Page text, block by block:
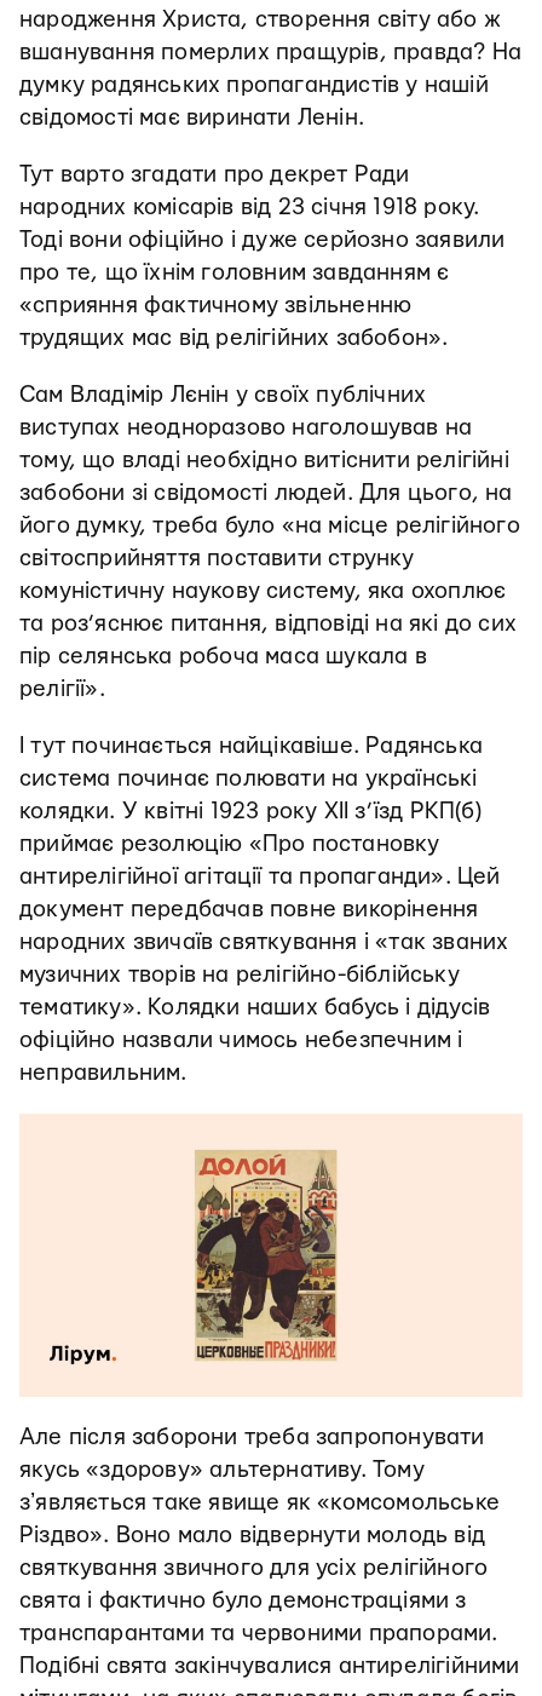
народження Христа, створення світу або ж
вшанування померлих пращурів, правда? На
думку радянських пропагандистів у нашій
свідомості має виринати Ленін.
Тут варто згадати про декрет Ради
народних комісарів від 23 січня 1918 року.
Тоді вони офіційно і дуже серйозно заявили
про те, що їхнім головним завданням є
«сприяння фактичному звільненню
трудящих мас від релігійних забобон».
Сам Владімір Лєнін у своїх публічних
виступах неодноразово наголошував на
тому, що владі необхідно витіснити релігійні
забобони зі свідомості людей. Для цього, на
його думку, треба було «на місце релігійного
світосприйняття поставити струнку
комуністичну наукову систему, яка охоплює
та роз’яснює питання, відповіді на які до сих
пір селянська робоча маса шукала в
релігії».
І тут починається найцікавіше. Радянська
система починає полювати на українські
колядки. У квітні 1923 року XII з’їзд РКП(б)
приймає резолюцію «Про постановку
антирелігійної агітації та пропаганди». Цей
документ передбачав повне викорінення
народних звичаїв святкування і «так званих
музичних творів на релігійно-біблійську
тематику». Колядки наших бабусь і дідусів
офіційно назвали чимось небезпечним і
неправильним.
Але після заборони треба запропонувати
якусь «здорову» альтернативу. Тому
зʼявляється таке явище як «комсомольське
Різдво». Воно мало відвернути молодь від
святкування звичного для усіх релігійного
свята і фактично було демонстраціями з
транспарантами та червоними прапорами.
Подібні свята закінчувалися антирелігійними